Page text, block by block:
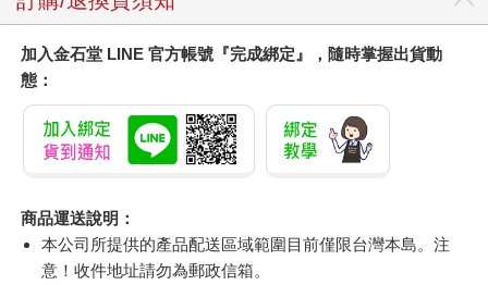
加入金石堂 LINE 官方帳號『完成綁定』，隨時掌握出貨動
態：
商品運送說明：
本公司所提供的產品配送區域範圍目前僅限台灣本島。注
意！收件地址請勿為郵政信箱。